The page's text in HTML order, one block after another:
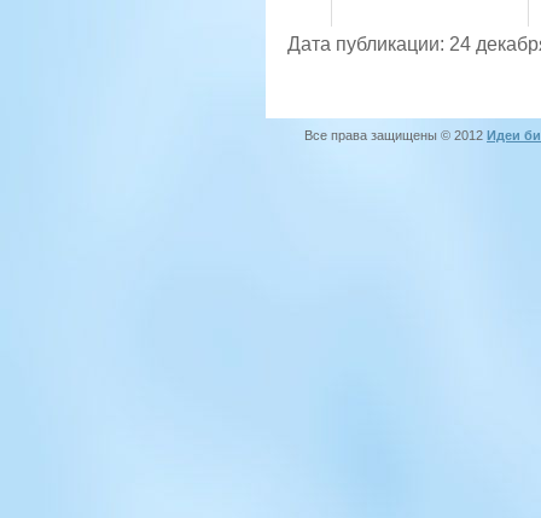
Дата публикации: 24
Все права защищены © 2012 Идеи